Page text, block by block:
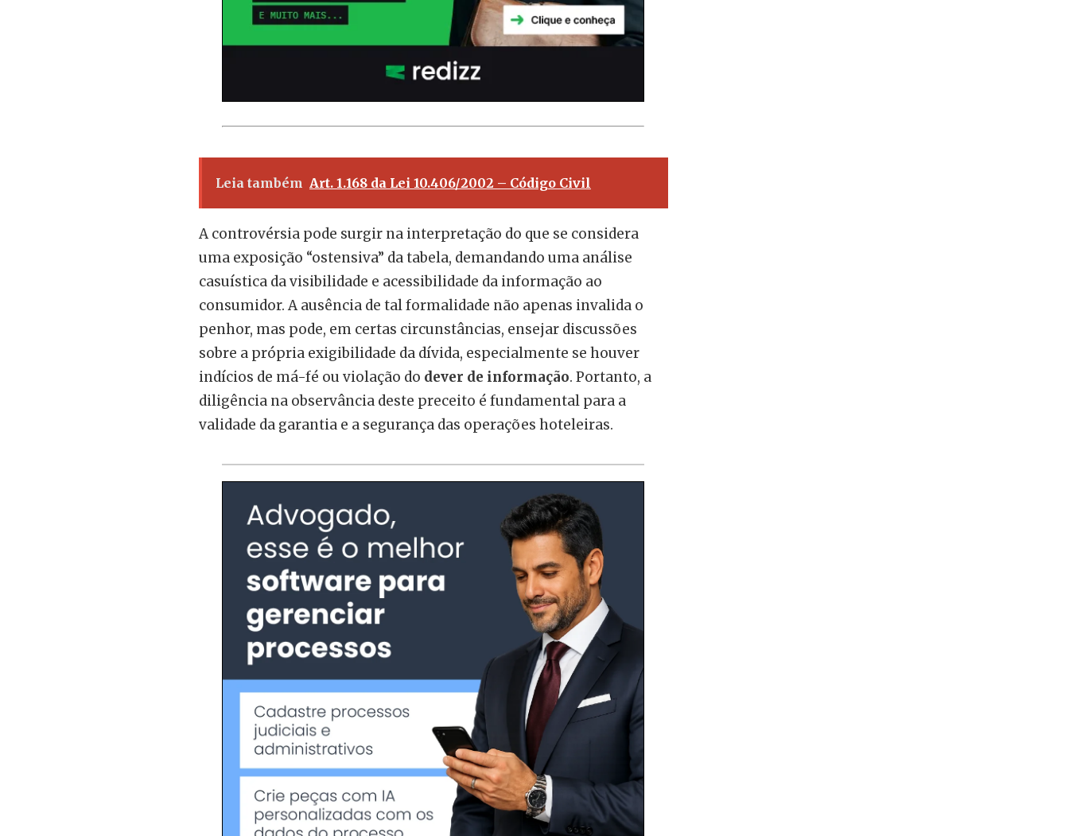
Leia também Art. 1.168 da Lei 10.406/2002 – Código Civil
A controvérsia pode surgir na interpretação do que se considera
uma exposição “ostensiva” da tabela, demandando uma análise
casuística da visibilidade e acessibilidade da informação ao
consumidor. A ausência de tal formalidade não apenas invalida o
penhor, mas pode, em certas circunstâncias, ensejar discussões
sobre a própria exigibilidade da dívida, especialmente se houver
indícios de má-fé ou violação do dever de informação. Portanto, a
diligência na observância deste preceito é fundamental para a
validade da garantia e a segurança das operações hoteleiras.